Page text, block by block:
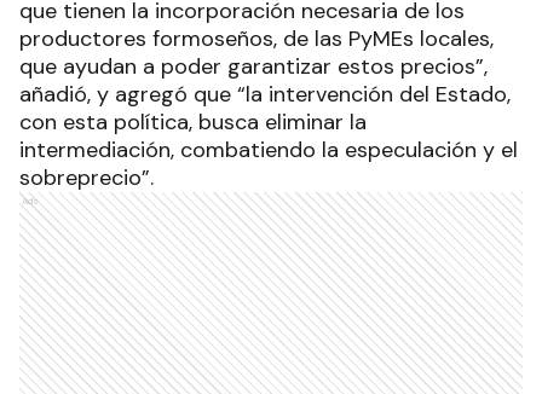
que tienen la incorporación necesaria de los
productores formoseños, de las PyMEs locales,
que ayudan a poder garantizar estos precios”,
añadió, y agregó que “la intervención del Estado,
con esta política, busca eliminar la
intermediación, combatiendo la especulación y el
sobreprecio”.
Ads